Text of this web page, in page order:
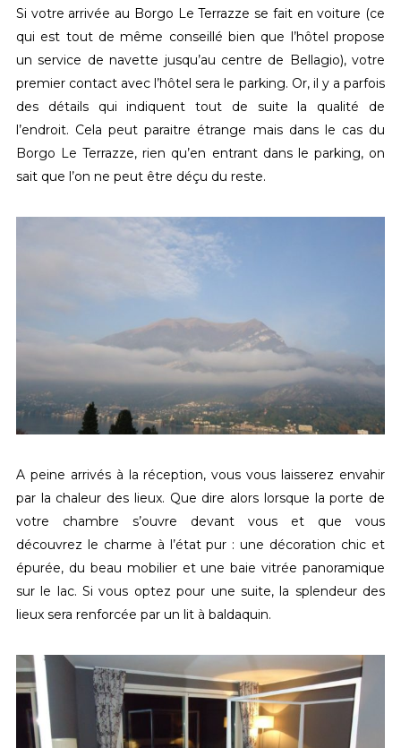
Si votre arrivée au Borgo Le Terrazze se fait en voiture (ce
qui est tout de même conseillé bien que l’hôtel propose
un service de navette jusqu’au centre de Bellagio), votre
premier contact avec l’hôtel sera le parking. Or, il y a parfois
des détails qui indiquent tout de suite la qualité de
l’endroit. Cela peut paraitre étrange mais dans le cas du
Borgo Le Terrazze, rien qu’en entrant dans le parking, on
sait que l’on ne peut être déçu du reste.
A peine arrivés à la réception, vous vous laisserez envahir
par la chaleur des lieux. Que dire alors lorsque la porte de
votre chambre s’ouvre devant vous et que vous
découvrez le charme à l’état pur : une décoration chic et
épurée, du beau mobilier et une baie vitrée panoramique
sur le lac. Si vous optez pour une suite, la splendeur des
lieux sera renforcée par un lit à baldaquin.